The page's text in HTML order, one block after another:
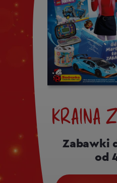
KRAINA
Zabawki
od